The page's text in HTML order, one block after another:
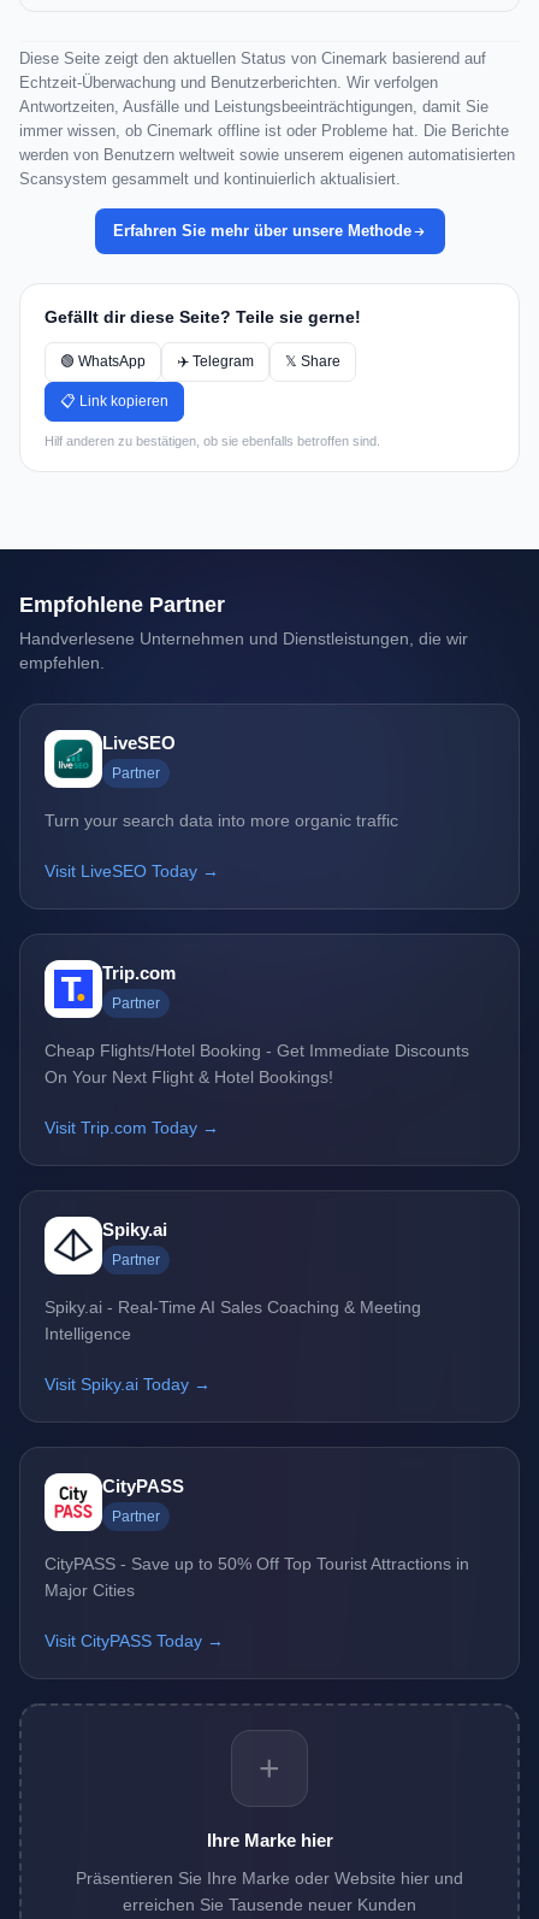
Diese Seite zeigt den aktuellen Status von Cinemark basierend auf
Echtzeit-Überwachung und Benutzerberichten. Wir verfolgen
Antwortzeiten, Ausfälle und Leistungsbeeinträchtigungen, damit Sie
immer wissen, ob Cinemark offline ist oder Probleme hat. Die Berichte
werden von Benutzern weltweit sowie unserem eigenen automatisierten
Scansystem gesammelt und kontinuierlich aktualisiert.
Erfahren Sie mehr über unsere Methode
Gefällt dir diese Seite? Teile sie gerne!
🟢 WhatsApp ✈️ Telegram 𝕏 Share
📋 Link kopieren
Hilf anderen zu bestätigen, ob sie ebenfalls betroffen sind.
Empfohlene Partner
Handverlesene Unternehmen und Dienstleistungen, die wir
empfehlen.
LiveSEO
Partner
Turn your search data into more organic traffic
Visit LiveSEO Today →
Trip.com
Partner
Cheap Flights/Hotel Booking - Get Immediate Discounts
On Your Next Flight & Hotel Bookings!
Visit Trip.com Today →
Spiky.ai
Partner
Spiky.ai - Real-Time AI Sales Coaching & Meeting
Intelligence
Visit Spiky.ai Today →
CityPASS
Partner
CityPASS - Save up to 50% Off Top Tourist Attractions in
Major Cities
Visit CityPASS Today →
+
Ihre Marke hier
Präsentieren Sie Ihre Marke oder Website hier und
erreichen Sie Tausende neuer Kunden